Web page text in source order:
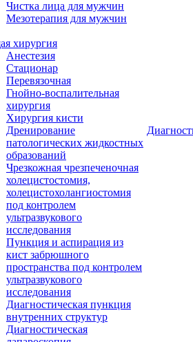
Чистка лица для мужчин
Мезотерапия для мужчин
хирургия
Анестезия
Стационар
Перевязочная
Гнойно-воспалительная
хирургия
Хирургия кисти
Дренирование
патологических жидкостных
образований
Чрезкожная чрезпеченочная
холецистостомия,
холецистохолангиостомия
под контролем
ультразвукового
исследования
Пункция и аспирация из
кист забрюшного
пространства под контролем
ультразвукового
исследования
Диагностическая пункция
внутренних структур
Диагностическая